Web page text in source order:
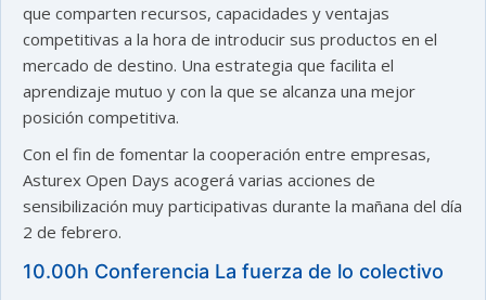
que comparten recursos, capacidades y ventajas
competitivas a la hora de introducir sus productos en el
mercado de destino. Una estrategia que facilita el
aprendizaje mutuo y con la que se alcanza una mejor
posición competitiva.
Con el fin de fomentar la cooperación entre empresas,
Asturex Open Days acogerá varias acciones de
sensibilización muy participativas durante la mañana del día
2 de febrero.
10.00h Conferencia La fuerza de lo colectivo